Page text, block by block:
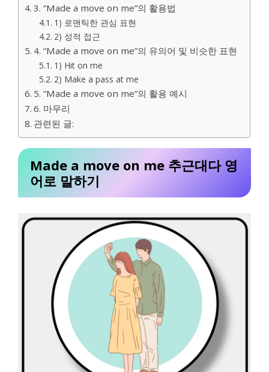
3. “Made a move on me”의 활용법
1) 로맨틱한 관심 표현
2) 성적 접근
4. “Made a move on me”의 유의어 및 비슷한 표현
1) Hit on me
2) Make a pass at me
5. “Made a move on me”의 활용 예시
6. 마무리
관련된 글:
Made a move on me 추근대다 영
어로 말하기